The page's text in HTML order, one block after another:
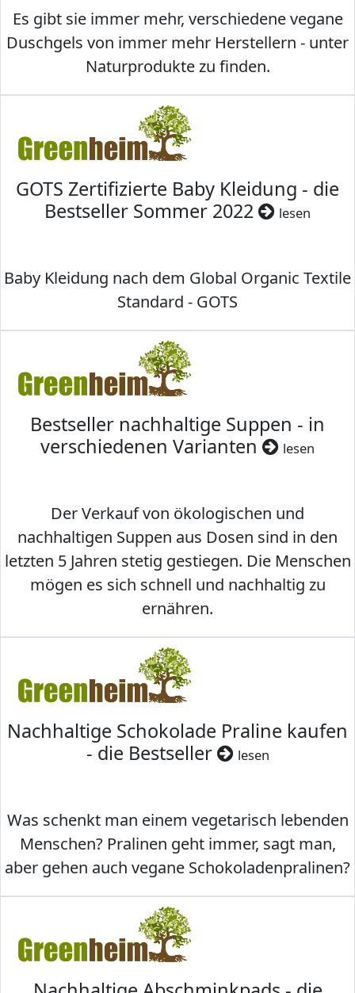
Es gibt sie immer mehr, verschiedene vegane
Duschgels von immer mehr Herstellern - unter
Naturprodukte zu finden.
GOTS Zertifizierte Baby Kleidung - die
Bestseller Sommer 2022
lesen
Baby Kleidung nach dem Global Organic Textile
Standard - GOTS
Bestseller nachhaltige Suppen - in
verschiedenen Varianten
lesen
Der Verkauf von ökologischen und
nachhaltigen Suppen aus Dosen sind in den
letzten 5 Jahren stetig gestiegen. Die Menschen
mögen es sich schnell und nachhaltig zu
ernähren.
Nachhaltige Schokolade Praline kaufen
- die Bestseller
lesen
Was schenkt man einem vegetarisch lebenden
Menschen? Pralinen geht immer, sagt man,
aber gehen auch vegane Schokoladenpralinen?